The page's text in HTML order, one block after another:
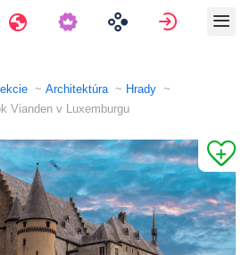
Cestovania Prihlásiť
Architektúra
Hrady
Vianden v Luxemburgu